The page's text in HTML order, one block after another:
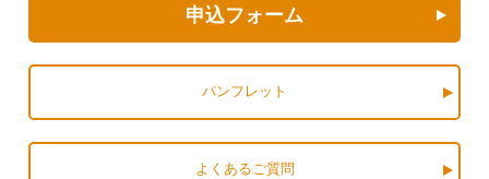
申込フォーム
パンフレット
よくあるご質問